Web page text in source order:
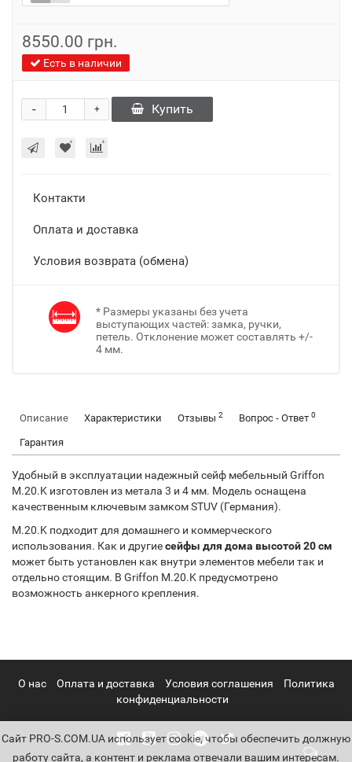
8550.00 грн.
Есть в наличии
+
- Купить
Контакти
Оплата и доставка
Условия возврата (обмена)
* Размеры указаны без учета
выступающих частей: замка, ручки,
петель. Отклонение может составлять +/-
4 мм.
Описание Характеристики Отзывы 2 Вопрос - Ответ 0
Гарантия
Удобный в эксплуатации надежный сейф мебельный Griffon
M.20.K изготовлен из метала 3 и 4 мм. Модель оснащена
качественным ключевым замком STUV (Германия).
M.20.K подходит для домашнего и коммерческого
использования. Как и другиесейфы для дома высотой 20 см
может быть установлен как внутри элементов мебели так и
отдельно стоящим. В Griffon M.20.K предусмотрено
возможность анкерного крепления.
О нас Оплата и доставка Условия соглашения
Политика
конфиденциальности
Cайт PRO-S.COM.UA использует cookie, чтобы обеспечить должную
работу сайта, а контент и реклама отвечали вашим интересам.